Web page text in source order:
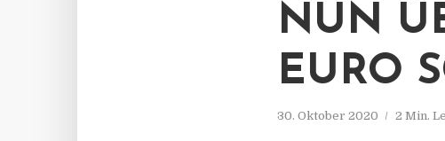
NUN
EURO
30. Oktober 2020 2 Min.